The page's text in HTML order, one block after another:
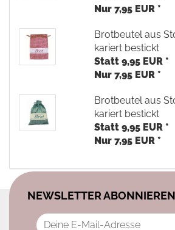
Nur 7,95 EUR *
Brotbeutel aus
kariert bestickt
Statt 9,95 EUR *
Nur 7,95 EUR *
Brotbeutel aus
kariert bestickt
Statt 9,95 EUR *
Nur 7,95 EUR *
NEWSLETTER ABONNIEREN